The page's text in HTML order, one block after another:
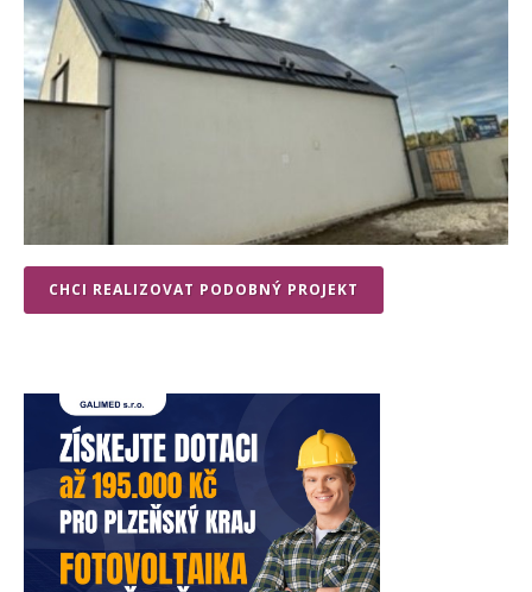
CHCI REALIZOVAT PODOBNÝ PROJEKT